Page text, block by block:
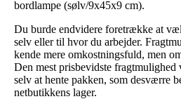
bordlampe (sølv/9x45x9 cm).
Du burde endvidere foretrække at
selv eller til hvor du arbejder.
kende mere omkostningsfuld, men
Den mest prisbevidste
selv at hente pakken, som desværre
netbutikkens lager.